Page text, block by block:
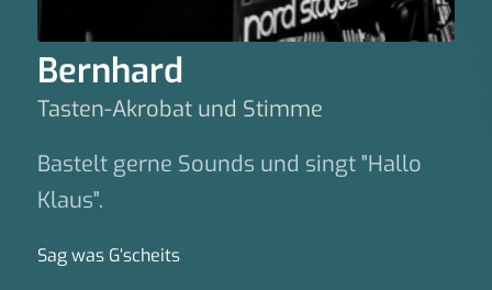
Bernhard
Tasten-Akrobat und Stimme
Bastelt gerne Sounds und singt "Hallo
Klaus".
Sag was G‘scheits